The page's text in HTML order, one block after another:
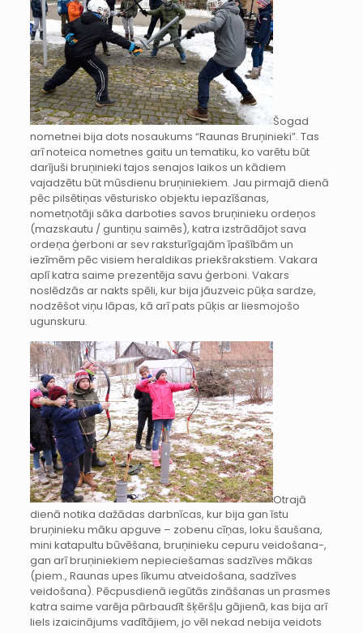
Šogad
nometnei bija dots nosaukums “Raunas Bruņinieki”. Tas
arī noteica nometnes gaitu un tematiku, ko varētu būt
darījuši bruņinieki tajos senajos laikos un kādiem
vajadzētu būt mūsdienu bruņiniekiem. Jau pirmajā dienā
pēc pilsētiņas vēsturisko objektu iepazīšanas,
nometņotāji sāka darboties savos bruņinieku ordeņos
(mazskautu / guntiņu saimēs), katra izstrādājot sava
ordeņa ģerboni ar sev raksturīgajām īpašībām un
iezīmēm pēc visiem heraldikas priekšrakstiem. Vakara
aplī katra saime prezentēja savu ģerboni. Vakars
noslēdzās ar nakts spēli, kur bija jāuzveic pūķa sardze,
nodzēšot viņu lāpas, kā arī pats pūķis ar liesmojošo
ugunskuru.
Otrajā
dienā notika dažādas darbnīcas, kur bija gan īstu
bruņinieku māku apguve – zobenu cīņas, loku šaušana,
mini katapultu būvēšana, bruņinieku cepuru veidošana-,
gan arī bruņiniekiem nepieciešamas sadzīves mākas
(piem., Raunas upes līkumu atveidošana, sadzīves
veidošana). Pēcpusdienā iegūtās zināšanas un prasmes
katra saime varēja pārbaudīt šķēršļu gājienā, kas bija arī
liels izaicinājums vadītājiem, jo vēl nekad nebija veidots